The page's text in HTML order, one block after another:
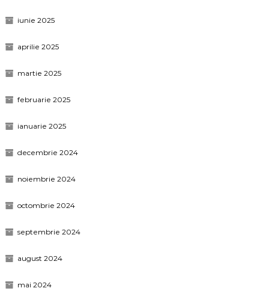
iunie 2025
aprilie 2025
martie 2025
februarie 2025
ianuarie 2025
decembrie 2024
noiembrie 2024
octombrie 2024
septembrie 2024
august 2024
mai 2024